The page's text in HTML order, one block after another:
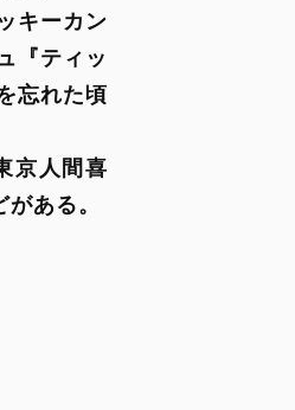
キーカン
『ティッ
忘れた頃
京人間喜
ある。